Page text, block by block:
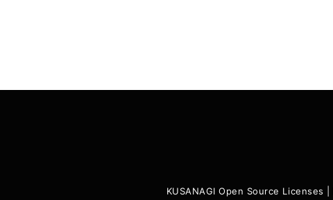
KUSANAGI Open Source Licenses